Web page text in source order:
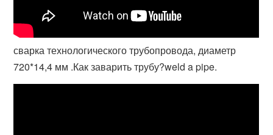
сварка технологического трубопровода, диаметр
720*14,4 мм .Как заварить трубу?weld a pipe.